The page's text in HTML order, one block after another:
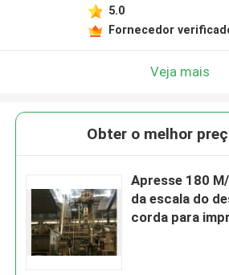
5.0
Fornecedor
Veja mais
Obter o melhor
Apresse 180
da escala do
corda para